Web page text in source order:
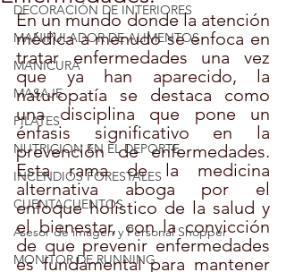
DECORACIÓN DE INTERIORES
MANIPULADOR DE ALIMENTOS
MANICURA
MASAJE
PILATES
NUTRICION EN EL DEPORTE
INCENDIOS FORESTALES
CUENTACUENTOS
Asesor de imagen y Personal Shopper
MONITOR DE RUNNING
En un mundo donde la atención
médica a menudo se enfoca en
tratar enfermedades una vez
que ya han aparecido, la
naturopatía se destaca como
una disciplina que pone un
énfasis significativo en la
prevención de enfermedades.
Esta rama de la medicina
alternativa aboga por el
enfoque holístico de la salud y
el bienestar, con la convicción
de que prevenir enfermedades
es fundamental para mantener